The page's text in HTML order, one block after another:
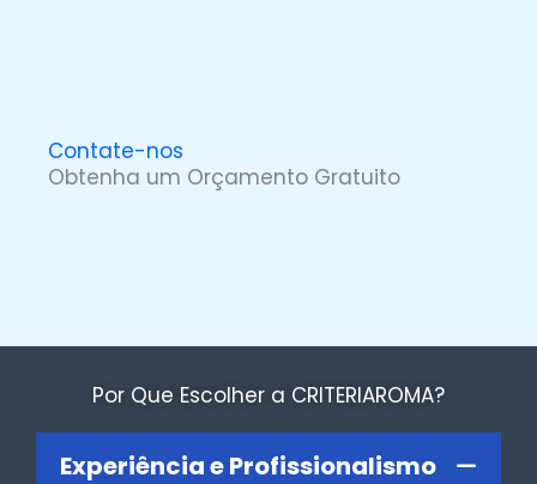
Contate-nos
Obtenha um Orçamento Gratuito
Por Que Escolher a CRITERIAROMA?
Experiência e Profissionalismo